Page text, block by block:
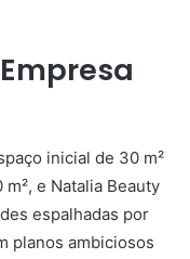
inicial de 30 m²
e Natalia Beauty
espalhadas por
planos ambiciosos